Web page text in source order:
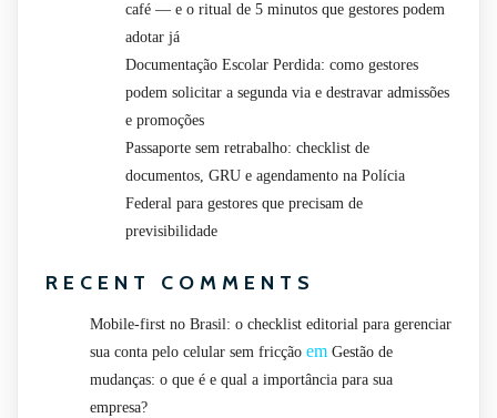
café — e o ritual de 5 minutos que gestores podem
adotar já
Documentação Escolar Perdida: como gestores
podem solicitar a segunda via e destravar admissões
e promoções
Passaporte sem retrabalho: checklist de
documentos, GRU e agendamento na Polícia
Federal para gestores que precisam de
previsibilidade
RECENT COMMENTS
Mobile-first no Brasil: o checklist editorial para gerenciar
sua conta pelo celular sem fricção em Gestão de
mudanças: o que é e qual a importância para sua
empresa?